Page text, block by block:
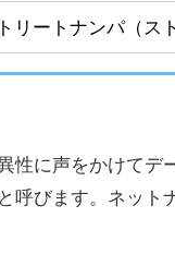
リートナンパ（ス
性に声をかけてデ
と呼びます。ネット